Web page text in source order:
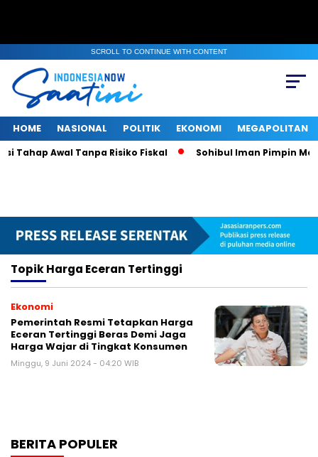
SCROLL TO CONTINUE WITH CONTENT
HOME NASIONAL POLITIK EKONOMI MEGAPOLITAN
Tahap Awal Tanpa Risiko Fiskal Sohibul Iman Pimpin
TopikHarga Eceran Tertinggi
Ekonomi
Pemerintah Resmi Tetapkan Harga
Eceran Tertinggi Beras Demi Jaga
Harga Wajar di Tingkat Konsumen
Minggu, 9 Juni 2024 - 04:20 WIB
BERITA POPULER